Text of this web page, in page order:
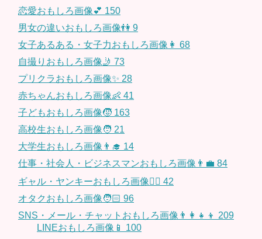
恋愛おもしろ画像💕 150
男女の違いおもしろ画像👫 9
女子あるある・女子力おもしろ画像👩 68
自撮りおもしろ画像🤳 73
プリクラおもしろ画像✨ 28
赤ちゃんおもしろ画像👶 41
子どもおもしろ画像🧒 163
高校生おもしろ画像🧑 21
大学生おもしろ画像👨‍🎓 14
仕事・社会人・ビジネスマンおもしろ画像👨‍💼 84
ギャル・ヤンキーおもしろ画像👱‍♀️ 42
オタクおもしろ画像🧑🏻 96
SNS・メール・チャットおもしろ画像👨‍👩‍👧‍👦 209
LINEおもしろ画像📱 100